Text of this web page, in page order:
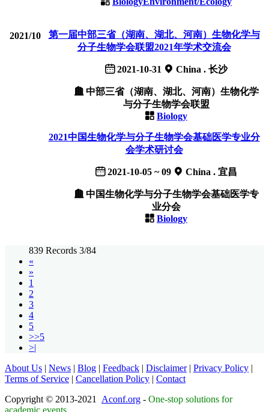
2021/10
第一届中部三省（湖南、湖北、河南）生物化学与
分子生物学会联盟2021年学术交流会
2021-10-31 China . 长沙
中部三省（湖南、湖北、河南）生物化学
与分子生物学会联盟
Biology
2021中国生物化学与分子生物学会基础医学专业分
会学术研讨会
2021-10-05 ~ 09 China . 宜昌
中国生物化学与分子生物学会基础医学专
业分会
Biology
839 Records 3/84
«
»
1
2
3
4
5
>>5
>|
About Us | News | Blog | Feedback | Disclaimer | Privacy Policy |
Terms of Service | Cancellation Policy | Contact
Copyright © 2013-2021 Aconf.org - One-stop solutions for
academic events